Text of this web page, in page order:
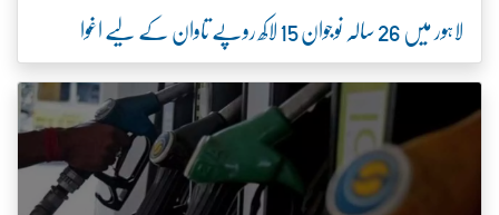
لاہور میں 26 سالہ نوجوان 15 لاکھ روپے تاوان کے لیے اغوا